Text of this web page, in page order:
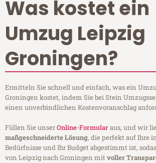
Was kostet ein
Umzug Leipzig
Groningen?
Ermitteln Sie schnell und einfach, was ein
Groningen kostet, indem Sie bei Stein
einen unverbindlichen Kostenvoranschlag
Füllen Sie unserOnline-Formularaus, und wir
maßgeschneiderte Lösung, die perfekt auf Ihre
Bedürfnisse und Ihr Budget abgestimmt ist,
von Leipzig nach Groningen mitvoller